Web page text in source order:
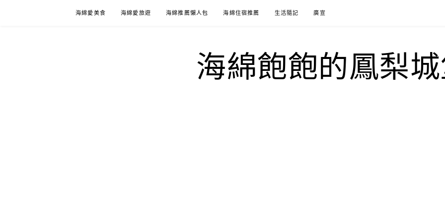
海綿愛美食 海綿愛旅遊 海綿推薦懶人包 海綿住宿推薦 生活隨記 廣宣
海綿飽飽的鳳梨